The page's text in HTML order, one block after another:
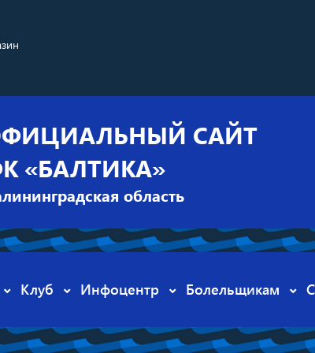
САЙТ
«БАЛТИКА»
область
Клуб Инфоцентр Болельщикам